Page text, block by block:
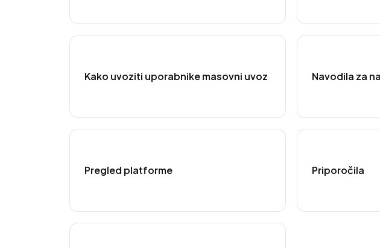
Kako uvoziti uporabnike masovni uvoz Navodila za
Pregled platforme Priporočila